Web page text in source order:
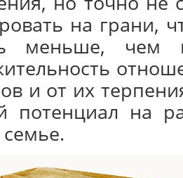
на грани,
меньше, чем
и от их
потенциал на